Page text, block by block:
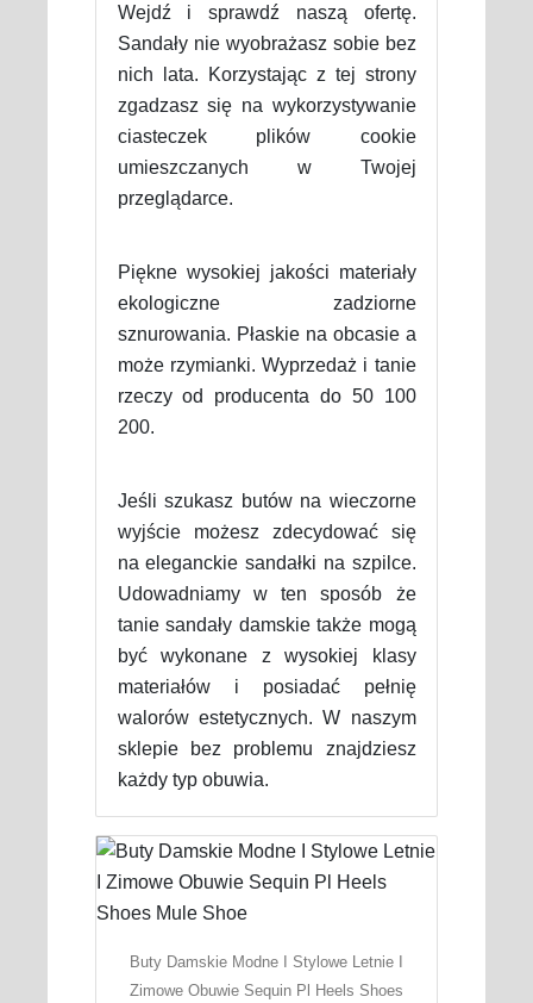
Wejdź i sprawdź naszą ofertę.
Sandały nie wyobrażasz sobie bez
nich lata. Korzystając z tej strony
zgadzasz się na wykorzystywanie
ciasteczek plików cookie
umieszczanych w Twojej
przeglądarce.
Piękne wysokiej jakości materiały
ekologiczne zadziorne
sznurowania. Płaskie na obcasie a
może rzymianki. Wyprzedaż i tanie
rzeczy od producenta do 50 100
200.
Jeśli szukasz butów na wieczorne
wyjście możesz zdecydować się
na eleganckie sandałki na szpilce.
Udowadniamy w ten sposób że
tanie sandały damskie także mogą
być wykonane z wysokiej klasy
materiałów i posiadać pełnię
walorów estetycznych. W naszym
sklepie bez problemu znajdziesz
każdy typ obuwia.
Buty Damskie Modne I Stylowe Letnie I
Zimowe Obuwie Sequin Pl Heels Shoes